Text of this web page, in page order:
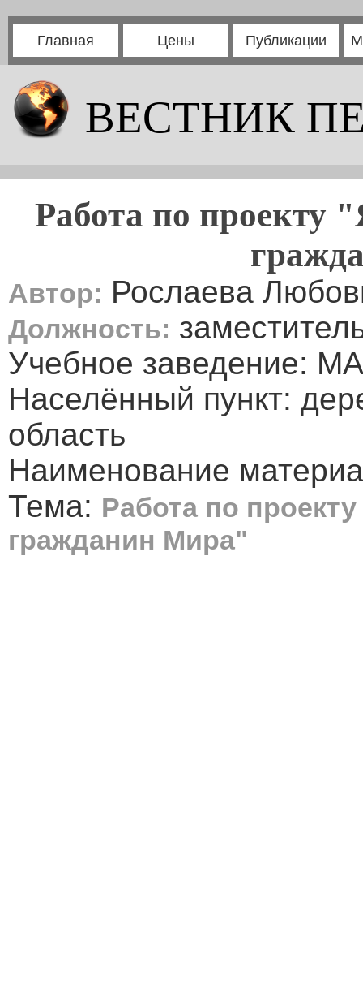
Главная Цены Публикации
ВЕСТНИК
Работа по проекту
Автор: Рослаева
Должность:
Учебное заведение:
Населённый пункт:
область
Наименование
Тема: Работа по
гражданин Мира"